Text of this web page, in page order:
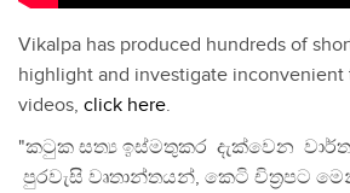
Vikalpa has produced hundreds of
highlight and investigate inconvenient
videos, click here.
"කටුක සත්‍ය ඉස්මතුකර දැක්වෙන
පුරවැසි වෘතාන්තයන්, කෙටි චිත්‍රපට